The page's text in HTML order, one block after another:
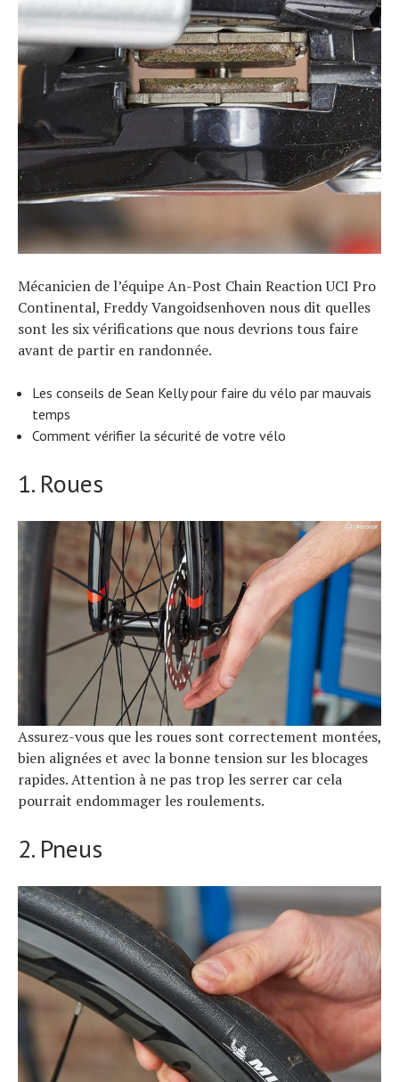
Mécanicien de l’équipe An-Post Chain Reaction UCI Pro
Continental, Freddy Vangoidsenhoven nous dit quelles
sont les six vérifications que nous devrions tous faire
avant de partir en randonnée.
Les conseils de Sean Kelly pour faire du vélo par mauvais
temps
Comment vérifier la sécurité de votre vélo
1. Roues
Assurez-vous que les roues sont correctement montées,
bien alignées et avec la bonne tension sur les blocages
rapides. Attention à ne pas trop les serrer car cela
pourrait endommager les roulements.
2. Pneus